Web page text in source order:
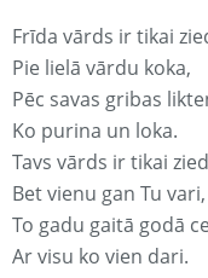
Frīda vārds ir tikai
Pie lielā vārdu koka,
Pēc savas gribas
Ko purina un loka.
Tavs vārds ir tikai
Bet vienu gan Tu vari,
To gadu gaitā godā
Ar visu ko vien dari.